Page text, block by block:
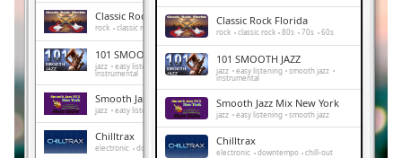
Playback
Chapters
Chapters
Classic Rock Florida
rock classic rock 80s 70s 60s
101 SMOOTH JAZZ
jazz easy listening smooth jazz
instrumental
Smooth Jazz Mix New York
jazz easy listening smooth jazz
Chilltrax
electronic downtempo chill-out
Classic Rock Florida
rock classic rock 80s 70s 60s
101 SMOOTH JAZZ
jazz easy listening smooth jazz
instrumental
Smooth Jazz Mix New York
jazz easy listening smooth jazz
Chilltrax
electronic downtempo chill-out